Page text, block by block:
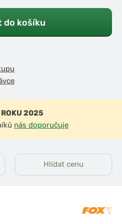
do košíku
2025
nás doporučuje
Hlídat cenu